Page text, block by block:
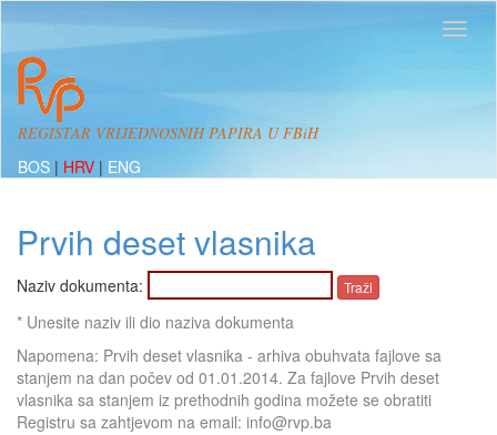
REGISTAR VRIJEDNOSNIH PAPIRA U FBiH
BOS | HRV | ENG
Prvih deset vlasnika
Naziv dokumenta:
* Unesite naziv ili dio naziva dokumenta
Napomena: Prvih deset vlasnika - arhiva obuhvata fajlove sa
stanjem na dan počev od 01.01.2014. Za fajlove Prvih deset
vlasnika sa stanjem iz prethodnih godina možete se obratiti
Registru sa zahtjevom na email: info@rvp.ba